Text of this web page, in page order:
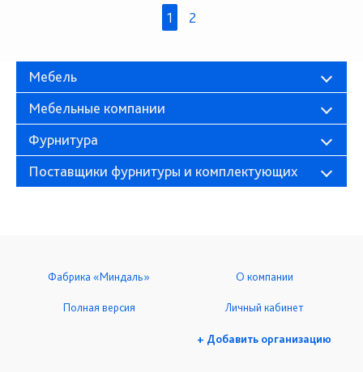
1 2
Мебель
Мебельные компании
Фурнитура
Поставщики фурнитуры и комплектующих
Фабрика «Миндаль» О компании
Полная версия Личный кабинет
+ Добавить организацию